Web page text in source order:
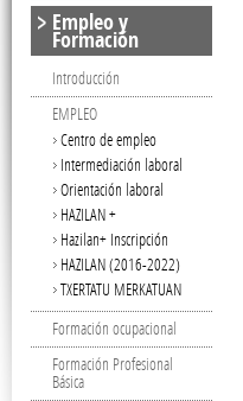
Empleo y
Formación
Introducción
EMPLEO
Centro de empleo
Intermediación laboral
Orientación laboral
HAZILAN +
Hazilan+ Inscripción
HAZILAN (2016-2022)
TXERTATU MERKATUAN
Formación ocupacional
Formación Profesional
Básica